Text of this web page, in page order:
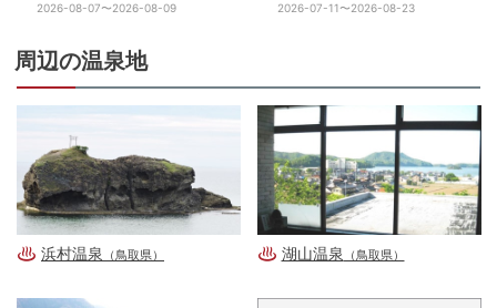
2026-08-07〜2026-08-09 2026-07-11〜2026-08-23
周辺の温泉地
浜村温泉 （鳥取県） 湖山温泉 （鳥取県）